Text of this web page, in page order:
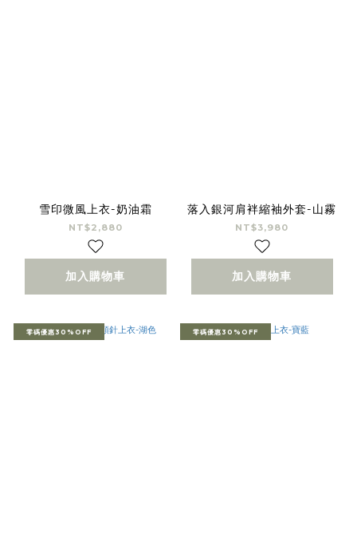
雪印微風上衣-奶油霜
NT$2,880
加入購物車
落入銀河肩袢縮袖外套-山霧
NT$3,980
加入購物車
零碼優惠30%OFF 零碼優惠30%OFF